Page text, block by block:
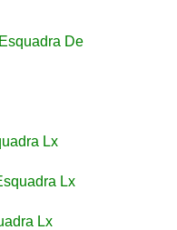
De
Lx
Lx
Lx